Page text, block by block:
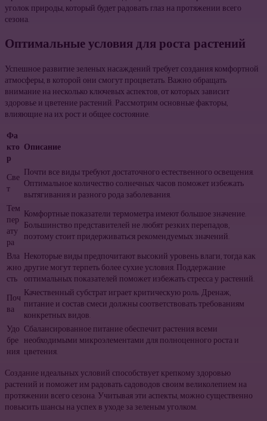
уголок природы, который будет радовать глаз на протяжении всего
сезона.
Оптимальные условия для роста растений
Успешное развитие зеленых насаждений требует создания комфортной
атмосферы, в которой они смогут процветать. Важно обращать
внимание на несколько ключевых аспектов, от которых зависит
здоровье и цветение растений. Рассмотрим основные факторы,
влияющие на их рост и общее состояние.
Фа
кто
р
Описание
Све
т
Почти все виды требуют достаточного естественного освещения.
Оптимальное количество солнечных часов поможет избежать
вытягивания и разного рода заболевания.
Тем
пер
ату
ра
Комфортные показатели термометра имеют большое значение.
Большинство представителей не любят резких перепадов,
поэтому стоит придерживаться рекомендуемых значений.
Вла
жно
сть
Некоторые виды предпочитают высокий уровень влаги, тогда как
другие могут терпеть более сухие условия. Поддержание
оптимальных показателей поможет избежать стресса у растений.
Поч
ва
Качественный субстрат играет критическую роль. Дренаж,
питание и состав смеси должны соответствовать требованиям
конкретных видов.
Удо
бре
ния
Сбалансированное питание обеспечит растения всеми
необходимыми микроэлементами для полноценного роста и
цветения.
Создание идеальных условий способствует крепкому здоровью
растений и поможет им радовать садоводов своим великолепием на
протяжении всего сезона. Учитывая эти аспекты, можно существенно
повысить шансы на успех в уходе за зеленым уголком.